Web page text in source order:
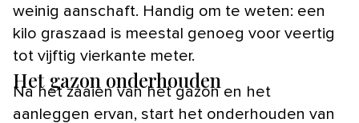
weinig aanschaft. Handig om te weten: een
kilo graszaad is meestal genoeg voor veertig
tot vijftig vierkante meter.
Het gazon onderhouden
Na het zaaien van het gazon en het
aanleggen ervan, start het onderhouden van